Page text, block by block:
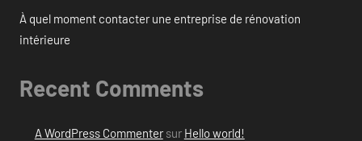
À quel moment contacter une entreprise de rénovation
intérieure
Recent Comments
A WordPress Commentersur Hello world!